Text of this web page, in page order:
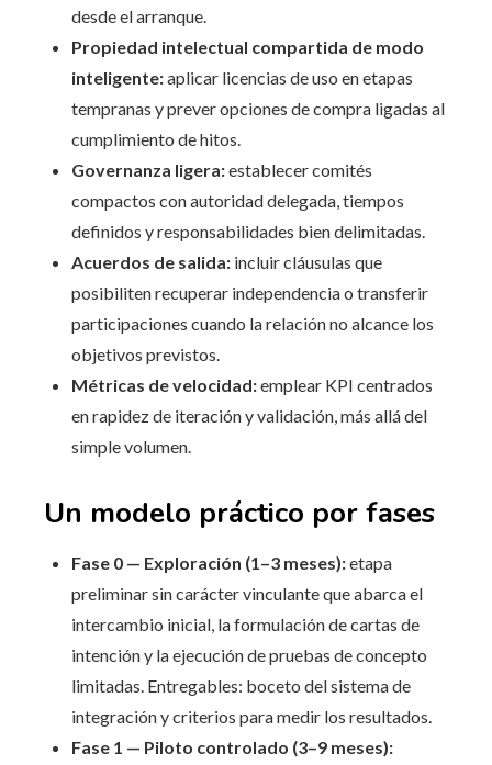
desde el arranque.
Propiedad intelectual compartida de modo
inteligente:aplicar licencias de uso en etapas
tempranas y prever opciones de compra ligadas al
cumplimiento de hitos.
Governanza ligera:establecer comités
compactos con autoridad delegada, tiempos
definidos y responsabilidades bien delimitadas.
Acuerdos de salida: incluir cláusulas que
posibiliten recuperar independencia o transferir
participaciones cuando la relación no alcance los
objetivos previstos.
Métricas de velocidad:emplear KPI centrados
en rapidez de iteración y validación, más allá del
simple volumen.
Un modelo práctico por fases
Fase 0 — Exploración (1–3 meses):etapa
preliminar sin carácter vinculante que abarca el
intercambio inicial, la formulación de cartas de
intención y la ejecución de pruebas de concepto
limitadas. Entregables: boceto del sistema de
integración y criterios para medir los resultados.
Fase 1 — Piloto controlado (3–9 meses):